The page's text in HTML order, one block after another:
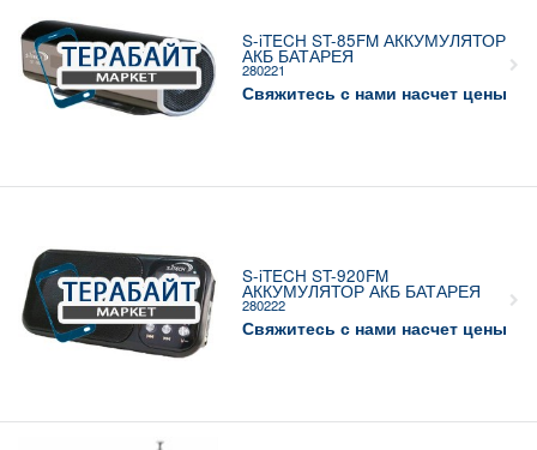
S-iTECH ST-85FM АККУМУЛЯТОР
АКБ БАТАРЕЯ
280221
Свяжитесь с нами насчет цены
S-iTECH ST-920FM
АККУМУЛЯТОР АКБ БАТАРЕЯ
280222
Свяжитесь с нами насчет цены